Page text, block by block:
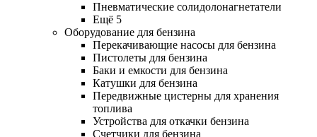
Пневматические солидолонагнетатели
Ещё 5
Оборудование для бензина
Перекачивающие насосы для бензина
Пистолеты для бензина
Баки и емкости для бензина
Катушки для бензина
Передвижные цистерны для хранения
топлива
Устройства для откачки бензина
Счетчики для бензина